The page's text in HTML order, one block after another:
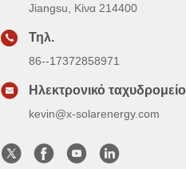
Jiangsu, Κίνα 214400
Τηλ.
86--17372858971
Ηλεκτρονικό ταχυδρομείο
kevin@x-solarenergy.com